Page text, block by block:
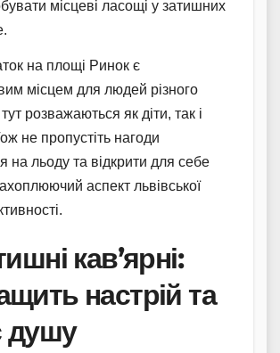
місцеві ласощі у затишних
на площі Ринок є
місцем для людей різного
розважаються як діти, так і
не пропустіть нагоди
на льоду та відкрити для себе
аспект львівської
кав’ярні:
настрій та
душу